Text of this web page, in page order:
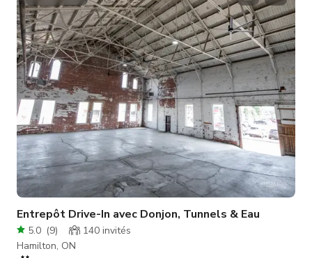
Entrepôt Drive-In avec Donjon, Tunnels & Eau
5.0 (9) 140 invités
Hamilton, ON